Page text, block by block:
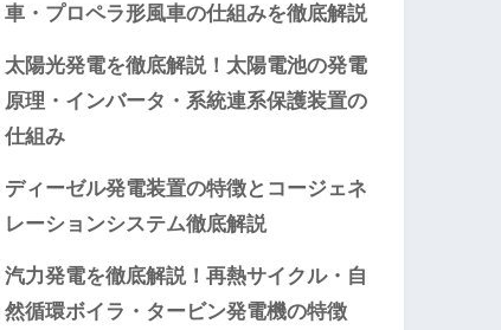
車・プロペラ形風車の仕組みを徹底解説
太陽光発電を徹底解説！太陽電池の発電
原理・インバータ・系統連系保護装置の
仕組み
ディーゼル発電装置の特徴とコージェネ
レーションシステム徹底解説
汽力発電を徹底解説！再熱サイクル・自
然循環ボイラ・タービン発電機の特徴